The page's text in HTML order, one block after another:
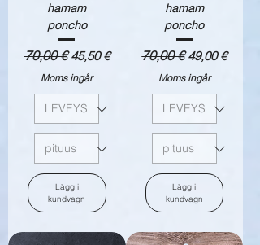
hamam
poncho
Ordinarie pris
70,00 €Reapris
45,50 €
Moms ingår
Lägg i
kundvagn
hamam
poncho
Ordinarie pris
70,00 € Reapris
49,00 €
Moms ingår
Lägg i
kundvagn